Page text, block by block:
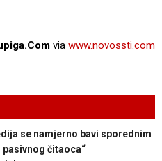
via www.novossti.com
se namjerno bavi sporednim
čitaoca“